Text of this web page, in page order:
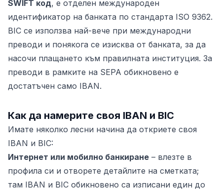
SWIFT код, е отделен международен
идентификатор на банката по стандарта ISO 9362.
BIC се използва най-вече при международни
преводи и понякога се изисква от банката, за да
насочи плащането към правилната институция. За
преводи в рамките на SEPA обикновено е
достатъчен само IBAN.
Как да намерите своя IBAN и BIC
Имате няколко лесни начина да откриете своя
IBAN и BIC:
Интернет или мобилно банкиране – влезте в
профила си и отворете детайлите на сметката;
там IBAN и BIC обикновено са изписани един до